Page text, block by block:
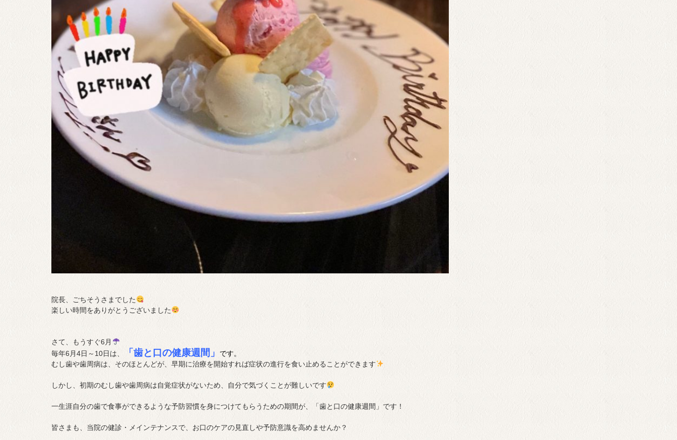
院長、ごちそうさまでした
楽しい時間をありがとうございました
さて、もうすぐ6月
毎年6月4日～10日は、
「歯と口の健康週間」
です。
むし歯や歯周病は、そのほとんどが、早期に治療を開始すれば症状の進行を食い止めることができます
しかし、初期のむし歯や歯周病は自覚症状がないため、自分で気づくことが難しいです
一生涯自分の歯で食事ができるような予防習慣を身につけてもらうための期間が、「歯と口の健康週間」です！
皆さまも、当院の健診・メインテナンスで、お口のケアの見直しや予防意識を高めませんか？